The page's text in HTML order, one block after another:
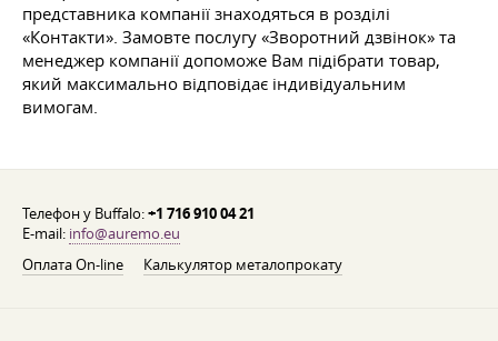
представника компанії знаходяться в розділі
«Контакти». Замовте послугу «Зворотний дзвінок» та
менеджер компанії допоможе Вам підібрати товар,
який максимально відповідає індивідуальним
вимогам.
Телефон у Buffalo:+1 716 910 04 21
E-mail: info@auremo.eu
Оплата On-line
Калькулятор металопрокату